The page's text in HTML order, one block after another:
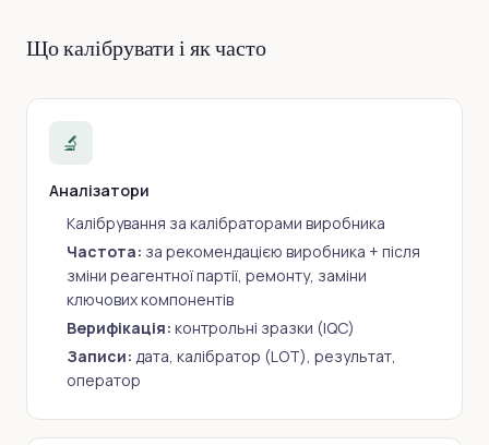
Що калібрувати і як часто
🔬
Аналізатори
Калібрування за калібраторами виробника
Частота: за рекомендацією виробника + після
зміни реагентної партії, ремонту, заміни
ключових компонентів
Верифікація: контрольні зразки (IQC)
Записи: дата, калібратор (LOT), результат,
оператор